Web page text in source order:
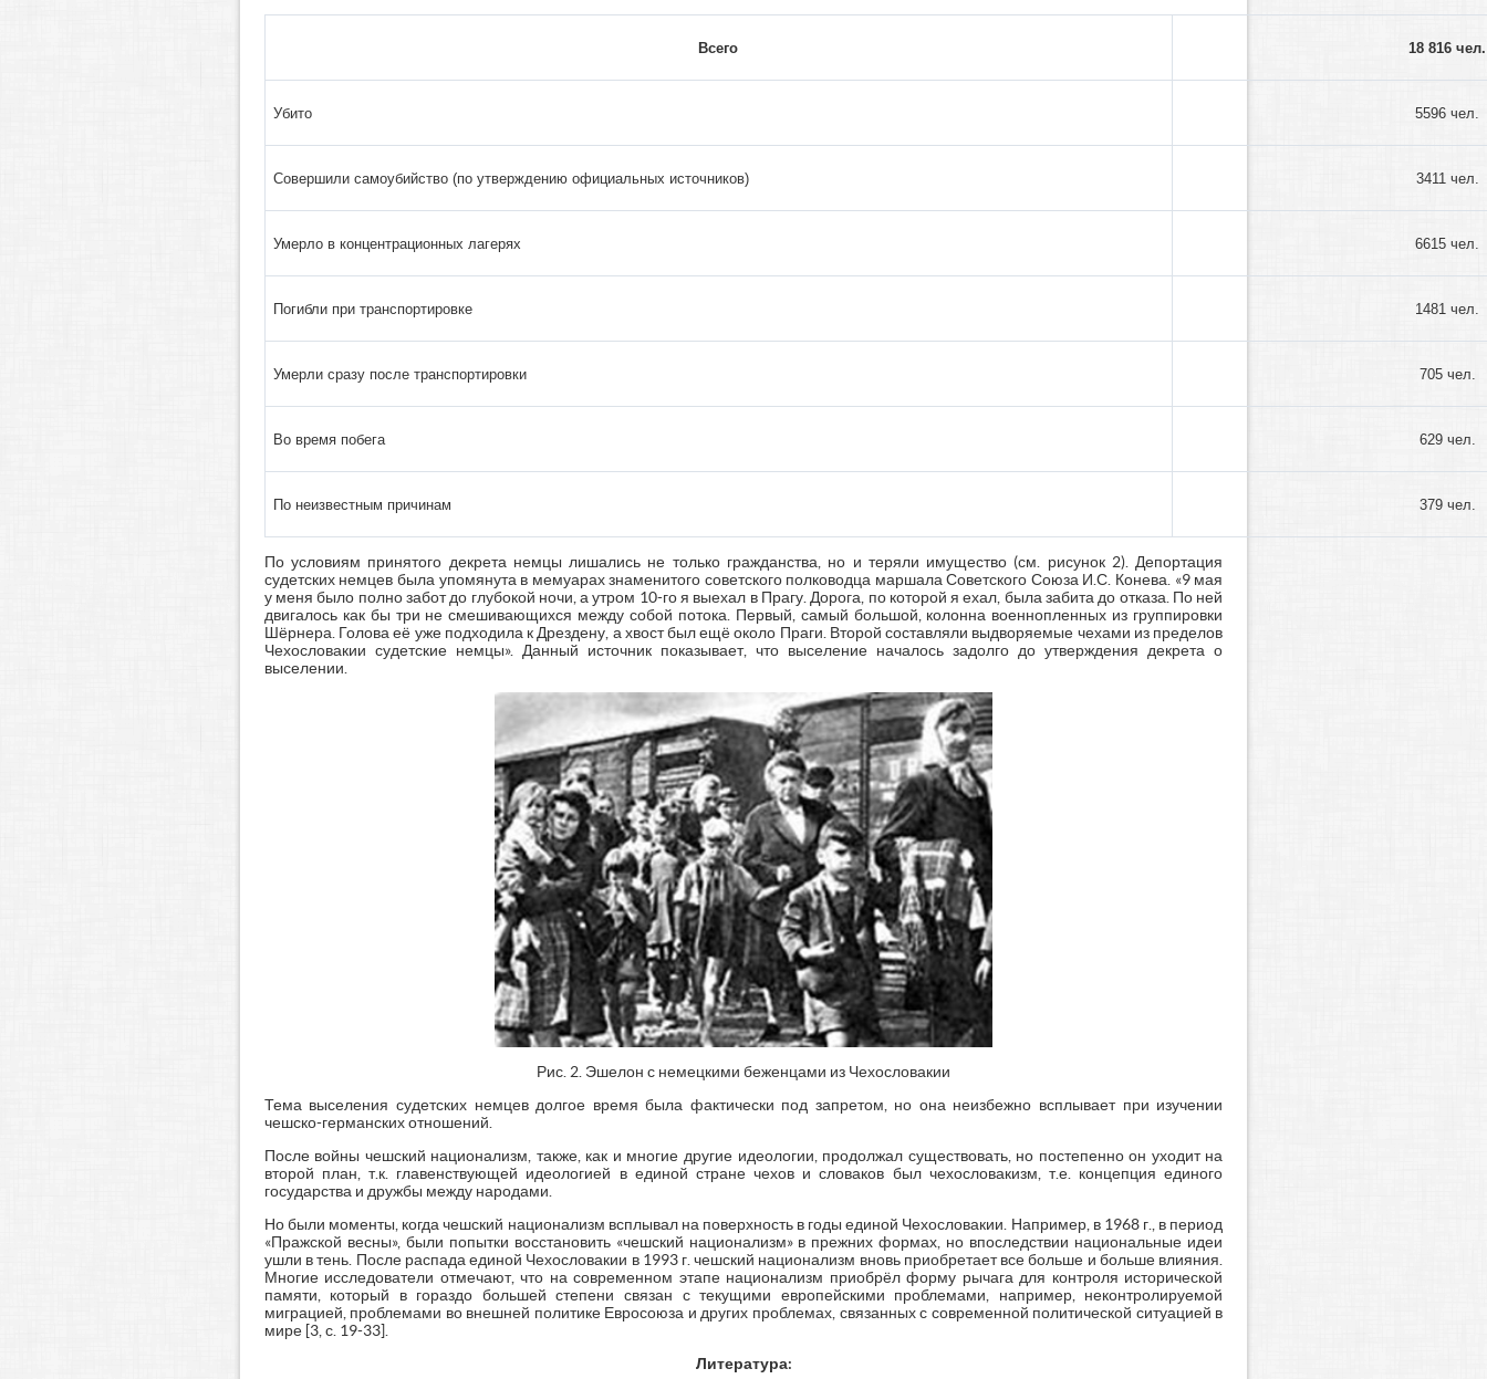
Всего 18 816 чел.
Убито 5596 чел.
Совершили самоубийство (по утверждению официальных источников) 3411 чел.
Умерло в концентрационных лагерях 6615 чел.
Погибли при транспортировке 1481 чел.
Умерли сразу после транспортировки 705 чел.
Во время побега 629 чел.
По неизвестным причинам 379 чел.
По условиям принятого декрета немцы лишались не только гражданства, но и теряли имущество (см. рисунок 2). Депортация
судетских немцев была упомянута в мемуарах знаменитого советского полководца маршала Советского Союза И.С. Конева. «9 мая
у меня было полно забот до глубокой ночи, а утром 10-го я выехал в Прагу. Дорога, по которой я ехал, была забита до отказа. По ней
двигалось как бы три не смешивающихся между собой потока. Первый, самый большой, колонна военнопленных из группировки
Шёрнера. Голова её уже подходила к Дрездену, а хвост был ещё около Праги. Второй составляли выдворяемые чехами из пределов
Чехословакии судетские немцы». Данный источник показывает, что выселение началось задолго до утверждения декрета о
выселении.
Рис. 2. Эшелон с немецкими беженцами из Чехословакии
Тема выселения судетских немцев долгое время была фактически под запретом, но она неизбежно всплывает при изучении
чешско-германских отношений.
После войны чешский национализм, также, как и многие другие идеологии, продолжал существовать, но постепенно он уходит на
второй план, т.к. главенствующей идеологией в единой стране чехов и словаков был чехословакизм, т.е. концепция единого
государства и дружбы между народами.
Но были моменты, когда чешский национализм всплывал на поверхность в годы единой Чехословакии. Например, в 1968 г., в период
«Пражской весны», были попытки восстановить «чешский национализм» в прежних формах, но впоследствии национальные идеи
ушли в тень. После распада единой Чехословакии в 1993 г. чешский национализм вновь приобретает все больше и больше влияния.
Многие исследователи отмечают, что на современном этапе национализм приобрёл форму рычага для контроля исторической
памяти, который в гораздо большей степени связан с текущими европейскими проблемами, например, неконтролируемой
миграцией, проблемами во внешней политике Евросоюза и других проблемах, связанных с современной политической ситуацией в
мире [3, с. 19-33].
Литература: